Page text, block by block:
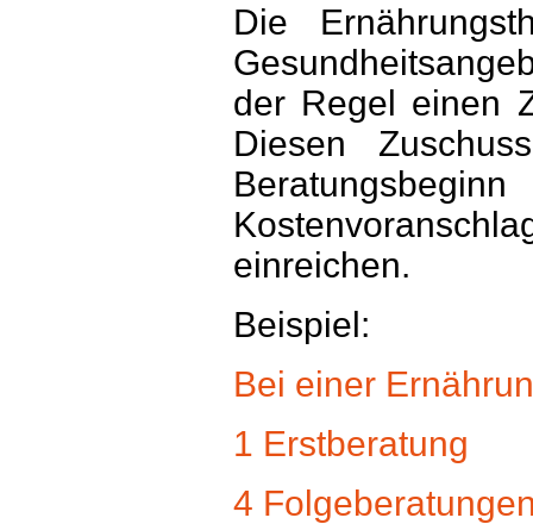
Die
der Regel einen
Diesen
einreichen.
Beispiel:
Bei einer
1 Erstberatung
4